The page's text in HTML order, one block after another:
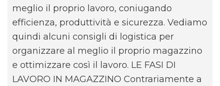
meglio il proprio lavoro, coniugando
efficienza, produttività e sicurezza. Vediamo
quindi alcuni consigli di logistica per
organizzare al meglio il proprio magazzino
e ottimizzare così il lavoro. LE FASI DI
LAVORO IN MAGAZZINO Contrariamente a